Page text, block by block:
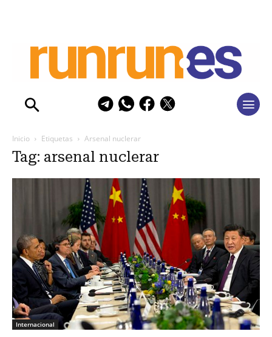
Inicio Etiquetas Arsenal nuclerar
Tag: arsenal nuclerar
Internacional